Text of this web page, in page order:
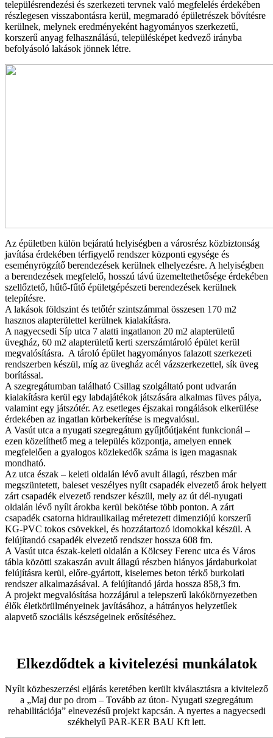
településrendezési és szerkezeti tervnek való megfelelés érdekében
részlegesen visszabontásra kerül, megmaradó épületrészek bővítésre
kerülnek, melynek eredményeként hagyományos szerkezetű,
korszerű anyag felhasználású, településképet kedvező irányba
befolyásoló lakások jönnek létre.
Az épületben külön bejáratú helyiségben a városrész közbiztonság
javítása érdekében térfigyelő rendszer központi egysége és
eseményrögzítő berendezések kerülnek elhelyezésre. A helyiségben
a berendezések megfelelő, hosszú távú üzemeltethetősége érdekében
szellőztető, hűtő-fűtő épületgépészeti berendezések kerülnek
telepítésre.
A lakások földszint és tetőtér szintszámmal összesen 170 m2
hasznos alapterülettel kerülnek kialakításra.
A nagyecsedi Síp utca 7 alatti ingatlanon 20 m2 alapterületű
üvegház, 60 m2 alapterületű kerti szerszámtároló épület kerül
megvalósításra. A tároló épület hagyományos falazott szerkezeti
rendszerben készül, míg az üvegház acél vázszerkezettel, sík üveg
borítással.
A szegregátumban található Csillag szolgáltató pont udvarán
kialakításra kerül egy labdajátékok játszására alkalmas füves pálya,
valamint egy játszótér. Az esetleges éjszakai rongálások elkerülése
érdekében az ingatlan körbekerítése is megvalósul.
A Vasút utca a nyugati szegregátum gyűjtőútjaként funkcionál –
ezen közelíthető meg a település központja, amelyen ennek
megfelelően a gyalogos közlekedők száma is igen magasnak
mondható.
Az utca észak – keleti oldalán lévő avult állagú, részben már
megszüntetett, baleset veszélyes nyílt csapadék elvezető árok helyett
zárt csapadék elvezető rendszer készül, mely az út dél-nyugati
oldalán lévő nyílt árokba kerül bekötése több ponton. A zárt
csapadék csatorna hidraulikailag méretezett dimenziójú korszerű
KG-PVC tokos csövekkel, és hozzátartozó idomokkal készül. A
felújítandó csapadék elvezető rendszer hossza 608 fm.
A Vasút utca észak-keleti oldalán a Kölcsey Ferenc utca és Város
tábla közötti szakaszán avult állagú részben hiányos járdaburkolat
felújításra kerül, előre-gyártott, kiselemes beton térkő burkolati
rendszer alkalmazásával. A felújítandó járda hossza 858,3 fm.
A projekt megvalósítása hozzájárul a telepszerű lakókörnyezetben
élők életkörülményeinek javításához, a hátrányos helyzetűek
alapvető szociális készségeinek erősítéséhez.
Elkezdődtek a kivitelezési munkálatok
Nyílt közbeszerzési eljárás keretében került kiválasztásra a kivitelező
a „Maj dur po drom – Tovább az úton- Nyugati szegregátum
rehabilitációja” elnevezésű projekt kapcsán. A nyertes a nagyecsedi
székhelyű PAR-KER BAU Kft lett.